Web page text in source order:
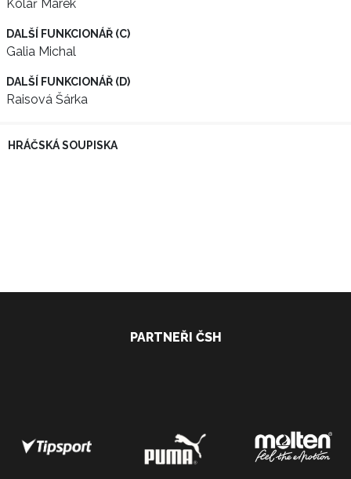
Kolář Marek
DALŠÍ FUNKCIONÁŘ (C)
Galia Michal
DALŠÍ FUNKCIONÁŘ (D)
Raisová Šárka
HRÁČSKÁ SOUPISKA
PARTNEŘI ČSH